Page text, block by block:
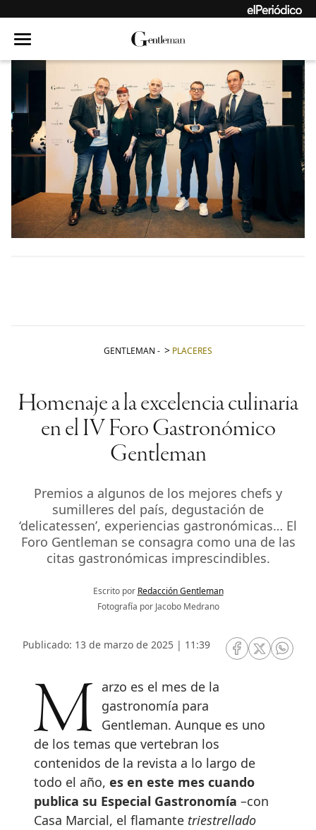
GENTLEMAN - PLACERES
Homenaje a la excelencia culinaria
en el IV Foro Gastronómico
Gentleman
Premios a algunos de los mejores chefs y
sumilleres del país, degustación de
‘delicatessen’, experiencias gastronómicas… El
Foro Gentleman se consagra como una de las
citas gastronómicas imprescindibles.
Escrito por Redacción Gentleman
Fotografía por Jacobo Medrano
Publicado: 13 de marzo de 2025 | 11:39
RRSS Facebook
RRSSRRSS
Marzo es el mes de la
gastronomía para
Gentleman. Aunque es uno
de los temas que vertebran los
contenidos de la revista a lo largo de
todo el año, es en este mes cuando
publica su Especial Gastronomía –con
Casa Marcial, el flamante triestrellado